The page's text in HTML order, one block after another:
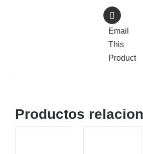
Email
This
Product
Productos